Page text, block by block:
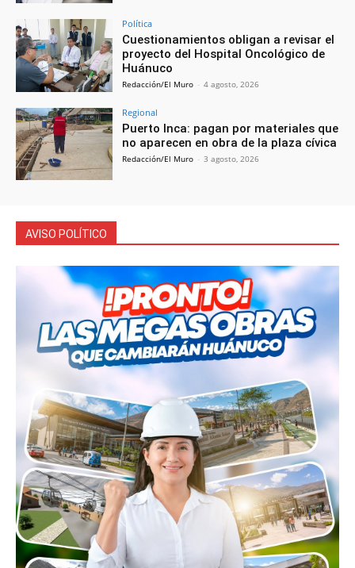
Política
Cuestionamientos obligan a revisar el
proyecto del Hospital Oncológico de
Huánuco
Redacción/El Muro - 4 agosto, 2026
Regional
Puerto Inca: pagan por materiales que
no aparecen en obra de la plaza cívica
Redacción/El Muro - 3 agosto, 2026
AVISO POLÍTICO